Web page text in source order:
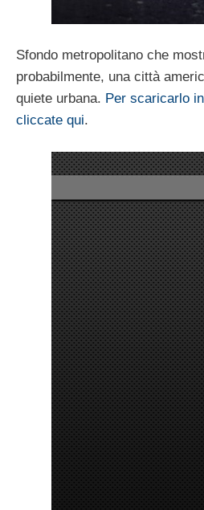
Sfondo metropolitano che
probabilmente, una città
quiete urbana. Per scaricarlo
cliccate qui.